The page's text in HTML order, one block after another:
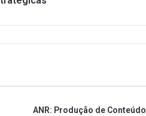
ANR: Produção de Conteúdo